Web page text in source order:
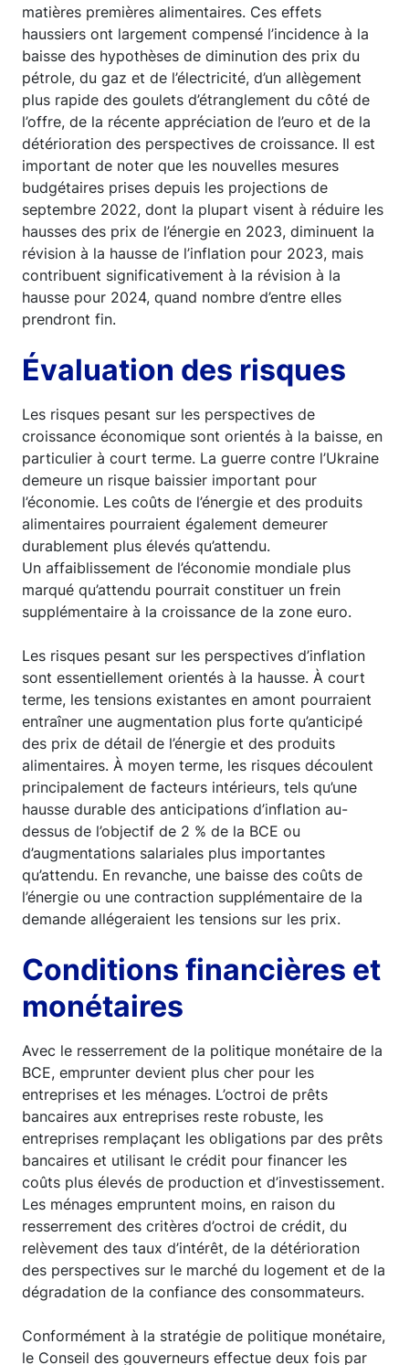
matières premières alimentaires. Ces effets
haussiers ont largement compensé l’incidence à la
baisse des hypothèses de diminution des prix du
pétrole, du gaz et de l’électricité, d’un allègement
plus rapide des goulets d’étranglement du côté de
l’offre, de la récente appréciation de l’euro et de la
détérioration des perspectives de croissance. Il est
important de noter que les nouvelles mesures
budgétaires prises depuis les projections de
septembre 2022, dont la plupart visent à réduire les
hausses des prix de l’énergie en 2023, diminuent la
révision à la hausse de l’inflation pour 2023, mais
contribuent significativement à la révision à la
hausse pour 2024, quand nombre d’entre elles
prendront fin.
Évaluation des risques
Les risques pesant sur les perspectives de
croissance économique sont orientés à la baisse, en
particulier à court terme. La guerre contre l’Ukraine
demeure un risque baissier important pour
l’économie. Les coûts de l’énergie et des produits
alimentaires pourraient également demeurer
durablement plus élevés qu’attendu.
Un affaiblissement de l’économie mondiale plus
marqué qu’attendu pourrait constituer un frein
supplémentaire à la croissance de la zone euro.
Les risques pesant sur les perspectives d’inflation
sont essentiellement orientés à la hausse. À court
terme, les tensions existantes en amont pourraient
entraîner une augmentation plus forte qu’anticipé
des prix de détail de l’énergie et des produits
alimentaires. À moyen terme, les risques découlent
principalement de facteurs intérieurs, tels qu’une
hausse durable des anticipations d’inflation au-
dessus de l’objectif de 2 % de la BCE ou
d’augmentations salariales plus importantes
qu’attendu. En revanche, une baisse des coûts de
l’énergie ou une contraction supplémentaire de la
demande allégeraient les tensions sur les prix.
Conditions financières et
monétaires
Avec le resserrement de la politique monétaire de la
BCE, emprunter devient plus cher pour les
entreprises et les ménages. L’octroi de prêts
bancaires aux entreprises reste robuste, les
entreprises remplaçant les obligations par des prêts
bancaires et utilisant le crédit pour financer les
coûts plus élevés de production et d’investissement.
Les ménages empruntent moins, en raison du
resserrement des critères d’octroi de crédit, du
relèvement des taux d’intérêt, de la détérioration
des perspectives sur le marché du logement et de la
dégradation de la confiance des consommateurs.
Conformément à la stratégie de politique monétaire,
le Conseil des gouverneurs effectue deux fois par